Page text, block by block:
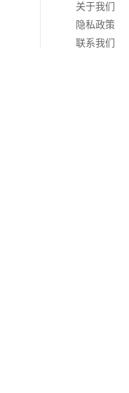
关于我们
隐私政策
联系我们